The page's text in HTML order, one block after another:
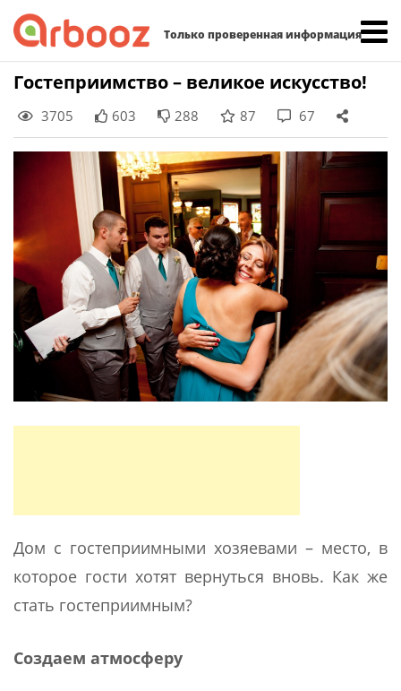
Только проверенная информация
Skip
content
Гостеприимство – великое искусство!
3705 603 288 87 67
Дом с гостеприимными хозяевами – место, в
которое гости хотят вернуться вновь. Как же
стать гостеприимным?
Создаем атмосферу
Найти: